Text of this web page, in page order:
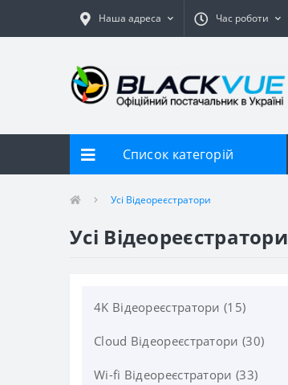
Наша адреса Час роботи
Список категорій
Усі Відеореєстратори
Усі Відеореєстратори
4K Відеореєстратори (15)
Cloud Відеореєстратори (30)
Wi-fi Відеореєстратори (33)